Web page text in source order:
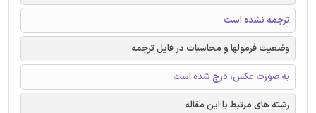
ترجمه نشده است
وضعیت فرمولها و محاسبات در فایل ترجمه
به صورت عکس، درج شده است
رشته های مرتبط با این مقاله